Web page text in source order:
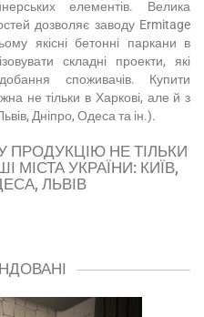
елементів. Велика
дозволяє заводу Ermitage
якісні бетонні паркани в
складні проекти, які
споживачів. Купити
не тільки в Харкові, але й з
Дніпро, Одеса та ін.).
НЕ ТІЛЬКИ
МІСТА УКРАЇНИ: КИЇВ,
ЛЬВІВ